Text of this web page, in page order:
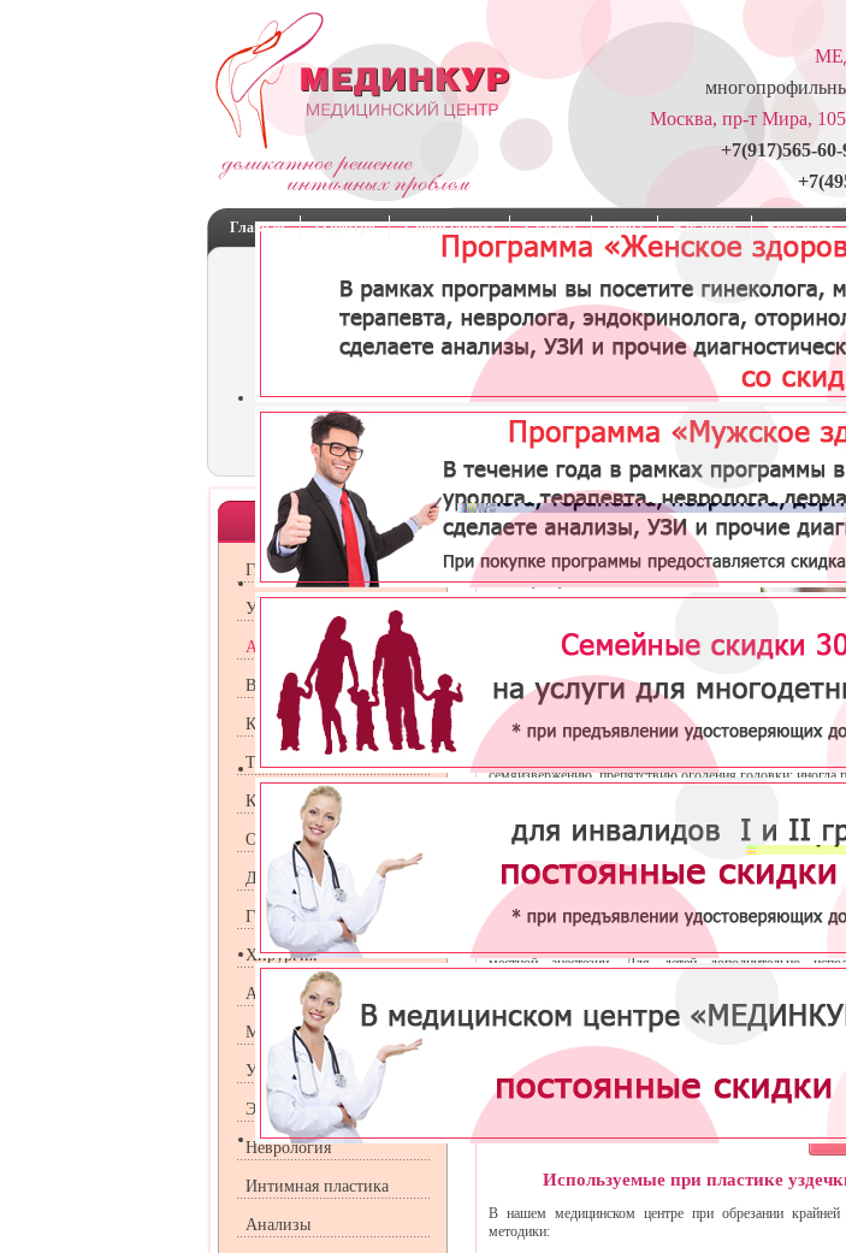
Москва, пр-т Мира,
+7(917)565-
Главная
О центре Специалисты Скидки Цены Вакансии Контакты
Отделения
Гинекология
Урология
Андрология
Венерология
Косметология
Терапия
Кардиология
Оториноларингология
Дерматология
Гастроэнтрология
Хирургия
Аллергология
Маммология
УЗИ
Эндокринология
Неврология
Интимная пластика
Анализы
Пластика уздечки
Потребность в пластике уздечки полового
члена у мужчин может быть связана с
проблемами эстетического характера или с
Уздечка крайней плоти — это продольная
плотью, которая в норме хорошо
растягивается. Она бывает короткой в
результате врожденной патологии или
травмы, что может вызывать боль в
процессе полового акта, преждевременному
семяизвержению, препятствию оголения головки; иногда
помощью циркулярного разреза иссечение листков и
Операция по пластике уздечки заключается в
способствует ее удлинению.
Врачи медицинского центра "Мединкур" имеют
крайней плоти. Они в совершенстве владеют
показаний и с учетом пожеланий пациента. Все операции
местной анестезии. Для детей дополнительно
Операцию проводит врач
Записаться на процедуру можно
565-60-99;или через форму
Используемые при пластике
В нашем медицинском центре при обрезании
методики: